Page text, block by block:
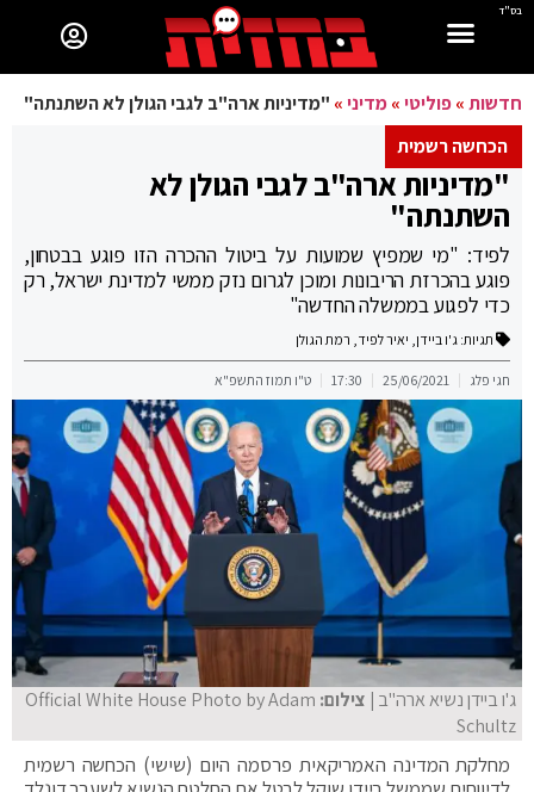
בס"ד
חדשות»פוליטי»מדיני» "מדיניות ארה"ב לגבי הגולן לא השתנתה"
הכחשה רשמית
"מדיניות ארה"ב לגבי הגולן לא
השתנתה"
לפיד: "מי שמפיץ שמועות על ביטול ההכרה הזו פוגע בבטחון,
פוגע בהכרזת הריבונות ומוכן לגרום נזק ממשי למדינת ישראל, רק
כדי לפגוע בממשלה החדשה"
תגיות: ג'ו ביידן, יאיר לפיד, רמת הגולן
חגי פלג 25/06/2021
17:30 ט"ו תמוז התשפ"א
ג'ו ביידן נשיא ארה"ב | צילום: Official White House Photo by Adam
Schultz
מחלקת המדינה האמריקאית פרסמה היום (שישי) הכחשה רשמית